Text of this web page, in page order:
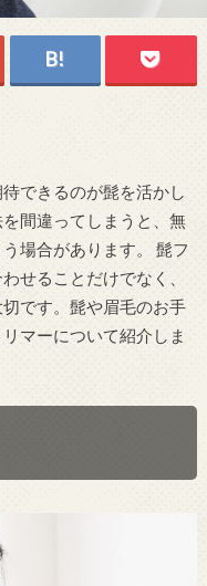
できるのが髭を活かし
間違ってしまうと、無
場合があります。 髭フ
せることだけでなく、
です。髭や眉毛のお手
マーについて紹介しま